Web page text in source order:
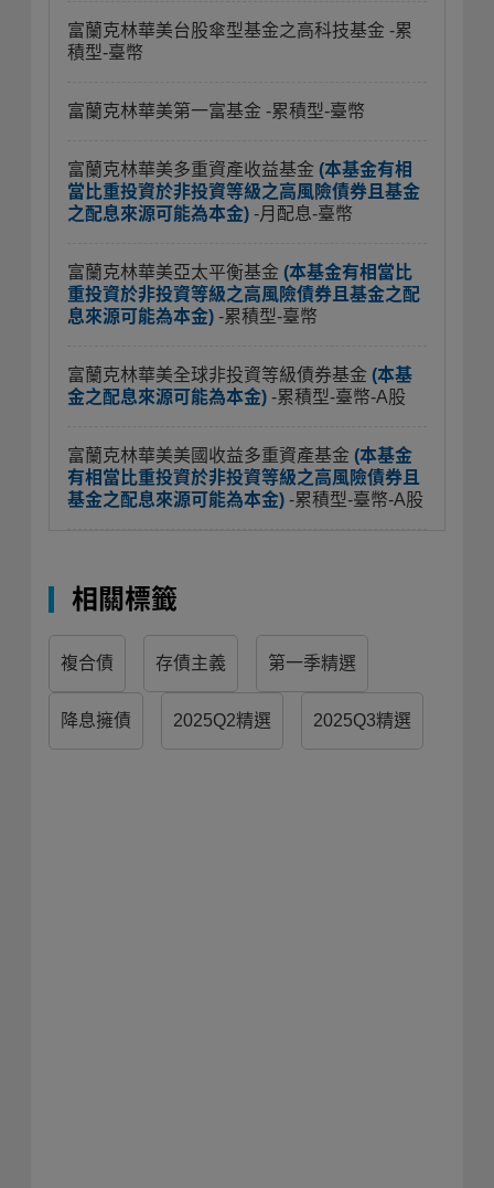
富蘭克林華美台股傘型基金之高科技基金 -累
積型-臺幣
富蘭克林華美第一富基金 -累積型-臺幣
富蘭克林華美多重資產收益基金 (本基金有相
當比重投資於非投資等級之高風險債券且基金
之配息來源可能為本金) -月配息-臺幣
富蘭克林華美亞太平衡基金 (本基金有相當比
重投資於非投資等級之高風險債券且基金之配
息來源可能為本金) -累積型-臺幣
富蘭克林華美全球非投資等級債券基金 (本基
金之配息來源可能為本金) -累積型-臺幣-A股
富蘭克林華美美國收益多重資產基金 (本基金
有相當比重投資於非投資等級之高風險債券且
基金之配息來源可能為本金) -累積型-臺幣-A股
相關標籤
複合債 存債主義 第一季精選
降息擁債 2025Q2精選 2025Q3精選